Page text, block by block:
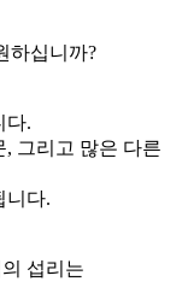
하십니까?
다.
, 그리고 많은 다른
니다.
섭리는